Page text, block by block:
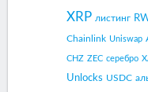
XRP листинг
Chainlink Uniswap
CHZ ZEC серебро
Unlocks USDC